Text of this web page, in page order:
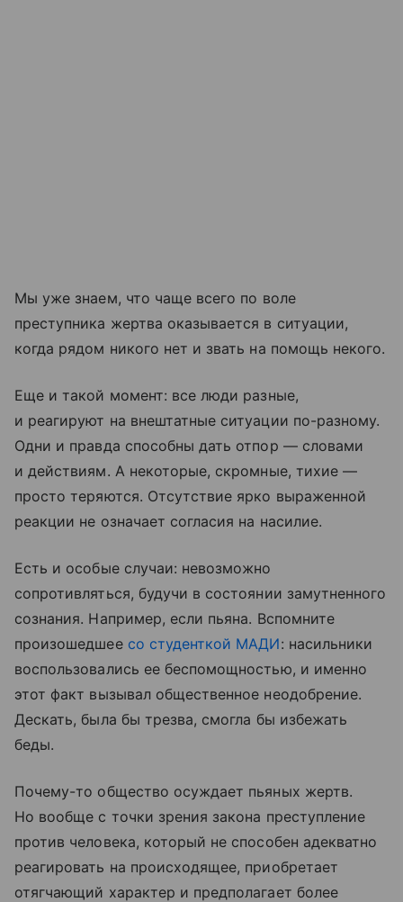
Мы уже знаем, что чаще всего по воле
преступника жертва оказывается в ситуации,
когда рядом никого нет и звать на помощь некого.
Еще и такой момент: все люди разные,
и реагируют на внештатные ситуации по-разному.
Одни и правда способны дать отпор — словами
и действиям. А некоторые, скромные, тихие —
просто теряются. Отсутствие ярко выраженной
реакции не означает согласия на насилие.
Есть и особые случаи: невозможно
сопротивляться, будучи в состоянии замутненного
сознания. Например, если пьяна. Вспомните
произошедшее со студенткой МАДИ: насильники
воспользовались ее беспомощностью, и именно
этот факт вызывал общественное неодобрение.
Дескать, была бы трезва, смогла бы избежать
беды.
Почему-то общество осуждает пьяных жертв.
Но вообще с точки зрения закона преступление
против человека, который не способен адекватно
реагировать на происходящее, приобретает
отягчающий характер и предполагает более